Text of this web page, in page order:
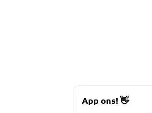
App ons!👋